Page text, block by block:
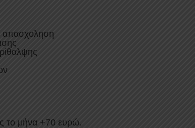
απασχοληση
το μήνα +70 ευρώ.